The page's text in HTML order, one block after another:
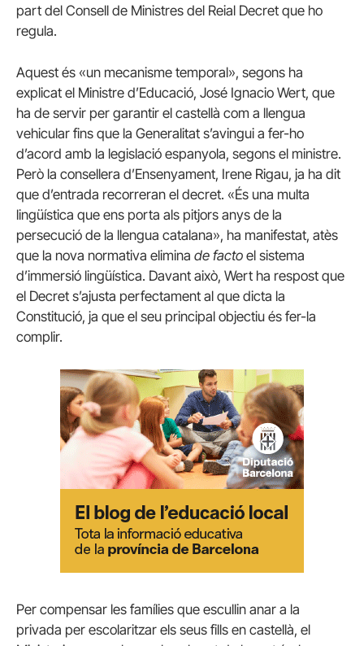
part del Consell de Ministres del Reial Decret que ho
regula.
Aquest és «un mecanisme temporal», segons ha
explicat el Ministre d’Educació, José Ignacio Wert, que
ha de servir per garantir el castellà com a llengua
vehicular fins que la Generalitat s’avingui a fer-ho
d’acord amb la legislació espanyola, segons el ministre.
Però la consellera d’Ensenyament, Irene Rigau, ja ha dit
que d’entrada recorreran el decret. «És una multa
lingüística que ens porta als pitjors anys de la
persecució de la llengua catalana», ha manifestat, atès
que la nova normativa elimina de facto el sistema
d’immersió lingüística. Davant això, Wert ha respost que
el Decret s’ajusta perfectament al que dicta la
Constitució, ja que el seu principal objectiu és fer-la
complir.
Per compensar les famílies que escullin anar a la
privada per escolaritzar els seus fills en castellà, el